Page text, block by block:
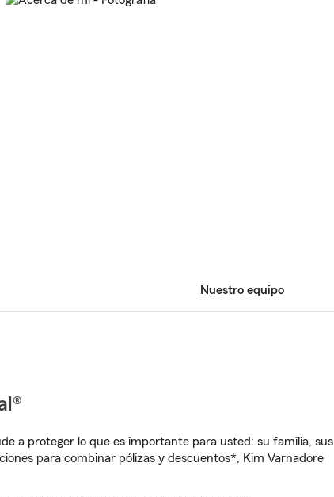
Nuestro equipo
a proteger lo que es importante para usted: su familia, sus
para combinar pólizas y descuentos*, Kim Varnadore